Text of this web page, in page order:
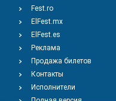
Fest.ro
ElFest.mx
ElFest.es
Реклама
Продажа билетов
Контакты
Исполнители